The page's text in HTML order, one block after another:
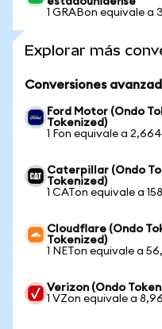
1 GRABon equivale a
Explorar más
Conversiones
Ford Motor (Ondo
Tokenized)
1 Fon equivale a
Caterpillar (Ondo
Tokenized)
1 CATon equivale a
Cloudflare (Ondo
Tokenized)
1 NETon equivale a
Verizon (Ondo
1 VZon equivale a